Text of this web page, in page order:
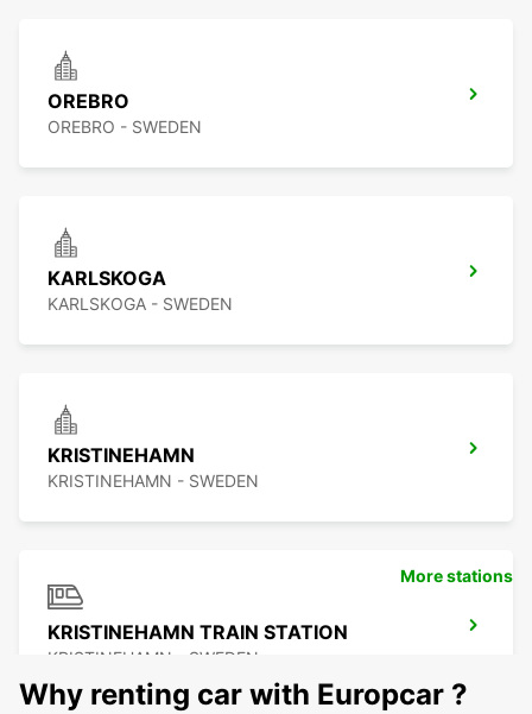
OREBRO
OREBRO - SWEDEN
KARLSKOGA
KARLSKOGA - SWEDEN
KRISTINEHAMN
KRISTINEHAMN - SWEDEN
KRISTINEHAMN TRAIN STATION
KRISTINEHAMN - SWEDEN
More stations
Why renting car with Europcar ?